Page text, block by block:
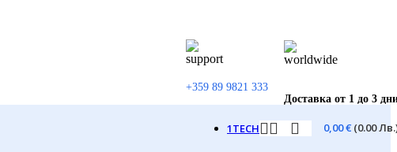
+359 89 9821 333
Доставка от 1 до 3
1TECH 0,00€ (0.00